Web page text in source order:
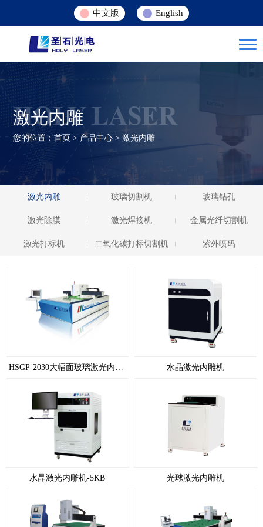
中文版 English
HOLY LASER
激光内雕
您的位置：首页 > 产品中心 >激光内雕
激光内雕 玻璃切割机 玻璃钻孔
激光除膜 激光焊接机 金属光纤切割机
激光打标机 二氧化碳打标切割机 紫外喷码
HSGP-2030大幅面玻璃激光内雕机 水晶激光内雕机
水晶激光内雕机-5KB 光球激光内雕机